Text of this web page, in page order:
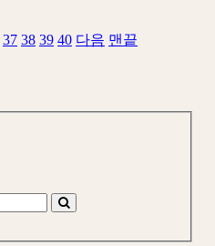
37 38 39 40 다음 맨끝